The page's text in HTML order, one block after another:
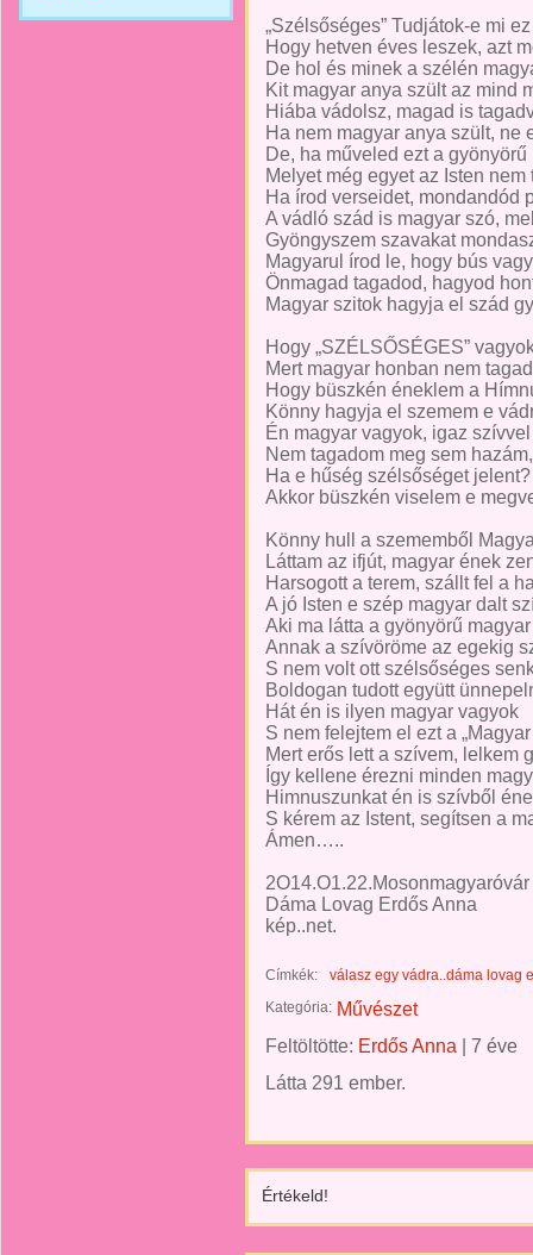
„Szélsőséges” Tudjátok-e mi
Hogy hetven éves leszek, azt
De hol és minek a szélén
Kit magyar anya szült az mind
Hiába vádolsz, magad is
Ha nem magyar anya szült, ne
De, ha műveled ezt a
Melyet még egyet az Isten nem
Ha írod verseidet, mondandód
A vádló szád is magyar szó,
Gyöngyszem szavakat
Magyarul írod le, hogy bús
Önmagad tagadod, hagyod
Magyar szitok hagyja el szád
Hogy „SZÉLSŐSÉGES”
Mert magyar honban nem
Hogy büszkén éneklem a
Könny hagyja el szemem e
Én magyar vagyok, igaz
Nem tagadom meg sem
Ha e hűség szélsőséget jelent?
Akkor büszkén viselem e
Könny hull a szememből
Láttam az ifjút, magyar ének
Harsogott a terem, szállt fel a
A jó Isten e szép magyar dalt
Aki ma látta a gyönyörű
Annak a szívöröme az egekig
S nem volt ott szélsőséges
Boldogan tudott együtt
Hát én is ilyen magyar vagyok
S nem felejtem el ezt a
Mert erős lett a szívem, lelkem
Így kellene érezni minden
Himnuszunkat én is szívből
S kérem az Istent, segítsen a
Ámen…..
2O14.O1.22.Mosonmagyaróvár
Dáma Lovag Erdős Anna
kép..net.
Címkék:
válasz egy vádra..dáma lovag
Kategória: Művészet
Feltöltötte: Erdős Anna
7 éve
Látta 291 ember.
Értékeld!